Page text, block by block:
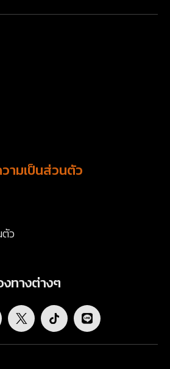
ามเป็นส่วนตัว
ตัว
ทางต่างๆ